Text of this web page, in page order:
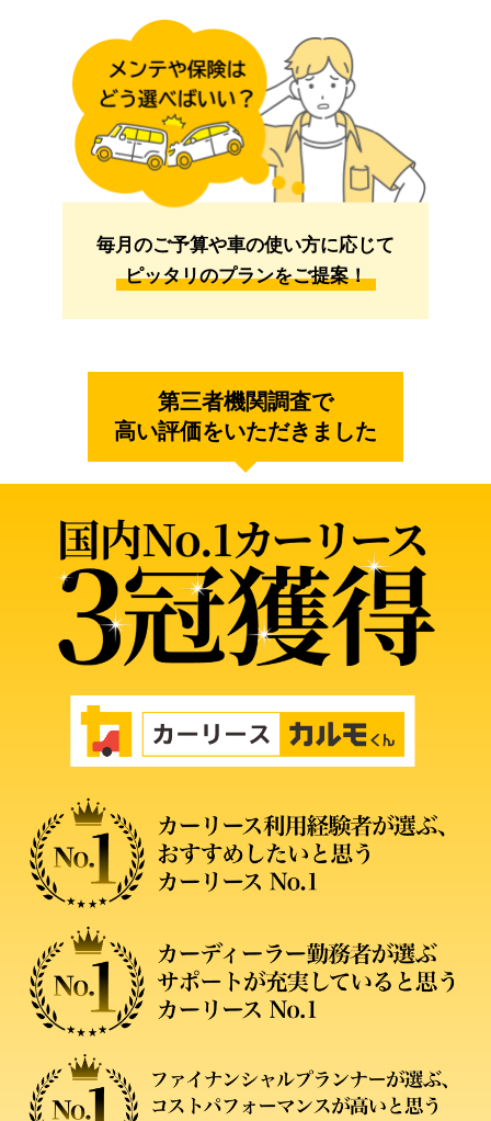
毎月のご予算や車の使い方に応じて
ピッタリのプランをご提案！
第三者機関調査で
高い評価をいただきました